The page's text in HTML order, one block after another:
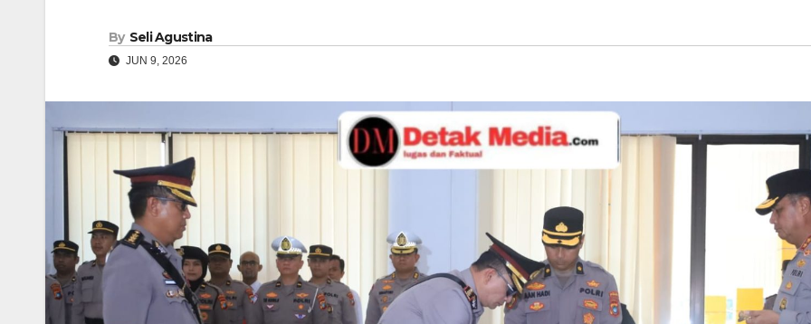
By Seli Agustina
JUN 9, 2026